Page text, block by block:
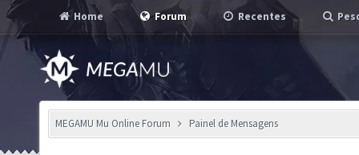
Home Forum Recentes
MEGAMU Mu Online Forum Painel de Mensagens